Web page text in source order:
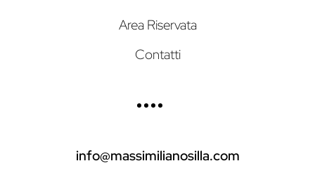
Area Riservata
Contatti
info@massimilianosilla.com